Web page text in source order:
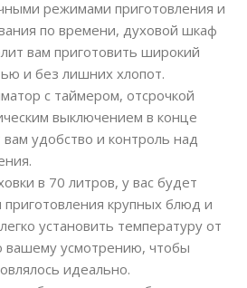
режимами приготовления и
по времени, духовой шкаф
вам приготовить широкий
и без лишних хлопот.
с таймером, отсрочкой
выключением в конце
удобство и контроль над
в 70 литров, у вас будет
приготовления крупных блюд и
установить температуру от
вашему усмотрению, чтобы
идеально.